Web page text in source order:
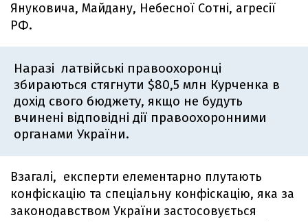
Януковича, Майдану, Небесної Сотні, агресії
РФ.
Наразі латвійські правоохоронці
збираються стягнути $80,5 млн Курченка в
дохід свого бюджету, якщо не будуть
вчинені відповідні дії правоохоронними
органами України.
Взагалі, експерти елементарно плутають
конфіскацію та спеціальну конфіскацію, яка за
законодавством України застосовується